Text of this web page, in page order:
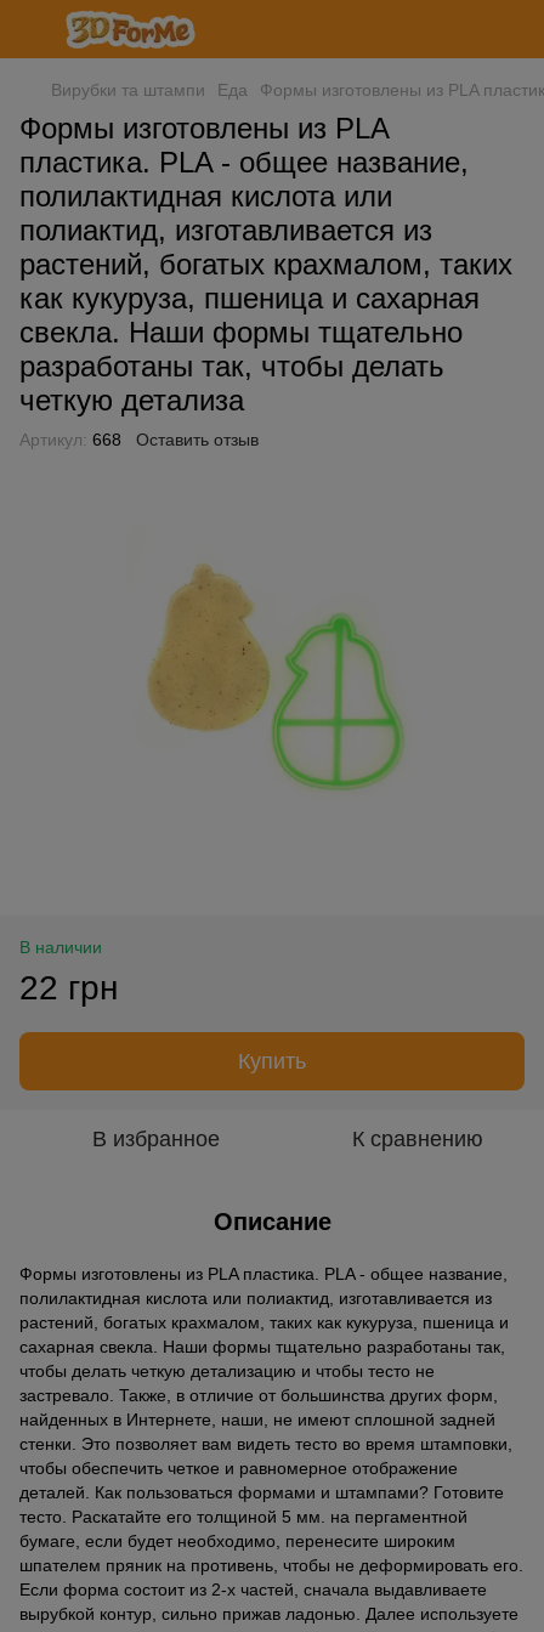
Вирубки та штампи Еда Формы изготовлены из PLA
Формы изготовлены из PLA
пластика. PLA - общее название,
полилактидная кислота или
полиактид, изготавливается из
растений, богатых крахмалом, таких
как кукуруза, пшеница и сахарная
свекла. Наши формы тщательно
разработаны так, чтобы делать
четкую детализа
Артикул: 668 Оставить отзыв
В наличии
22 грн
Купить
В избранное К сравнению
Описание
Формы изготовлены из PLA пластика. PLA - общее название,
полилактидная кислота или полиактид, изготавливается из
растений, богатых крахмалом, таких как кукуруза, пшеница и
сахарная свекла. Наши формы тщательно разработаны так,
чтобы делать четкую детализацию и чтобы тесто не
застревало. Также, в отличие от большинства других форм,
найденных в Интернете, наши, не имеют сплошной задней
стенки. Это позволяет вам видеть тесто во время штамповки,
чтобы обеспечить четкое и равномерное отображение
деталей. Как пользоваться формами и штампами? Готовите
тесто. Раскатайте его толщиной 5 мм. на пергаментной
бумаге, если будет необходимо, перенесите широким
шпателем пряник на противень, чтобы не деформировать его.
Если форма состоит из 2-х частей, сначала выдавливаете
вырубкой контур, сильно прижав ладонью. Далее используете